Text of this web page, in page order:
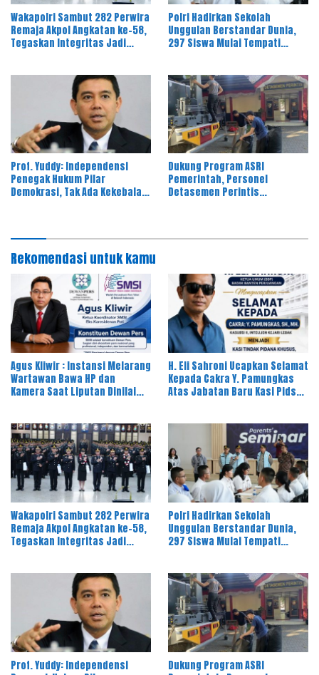
Wakapolri Sambut 282 Perwira
Remaja Akpol Angkatan ke-58,
Tegaskan Integritas Jadi
Polri Hadirkan Sekolah
Unggulan Berstandar Dunia,
297 Siswa Mulai Tempati
Prof. Yuddy: Independensi
Penegak Hukum Pilar
Demokrasi, Tak Ada Kekebalan
Dukung Program ASRI
Pemerintah, Personel
Detasemen Perintis
Rekomendasi untuk kamu
Agus Kliwir : Instansi Melarang
Wartawan Bawa HP dan
Kamera Saat Liputan Dinilai
H. Eli Sahroni Ucapkan Selamat
Kepada Cakra Y. Pamungkas
Atas Jabatan Baru Kasi Pidsus
Wakapolri Sambut 282 Perwira
Remaja Akpol Angkatan ke-58,
Tegaskan Integritas Jadi
Polri Hadirkan Sekolah
Unggulan Berstandar Dunia,
297 Siswa Mulai Tempati
Prof. Yuddy: Independensi
Dukung Program ASRI